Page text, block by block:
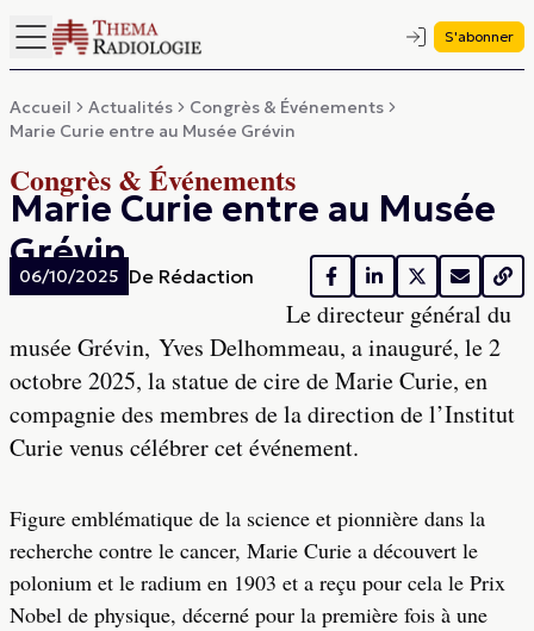
S'abonner
Accueil Actualités
Congrès & Événements
Marie Curie entre au Musée Grévin
Congrès & Événements
Marie Curie entre au Musée
Grévin
06/10/2025 De Rédaction
Le directeur général du
musée Grévin, Yves Delhommeau, a inauguré, le 2
octobre 2025, la statue de cire de Marie Curie, en
compagnie des membres de la direction de l’Institut
Curie venus célébrer cet événement.
Figure emblématique de la science et pionnière dans la
recherche contre le cancer, Marie Curie a découvert le
polonium et le radium en 1903 et a reçu pour cela le Prix
Nobel de physique, décerné pour la première fois à une